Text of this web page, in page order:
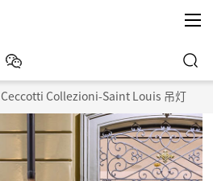
Ceccotti Collezioni-Saint Louis 吊灯